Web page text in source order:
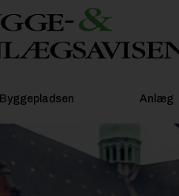
Byggepladsen Anlæg